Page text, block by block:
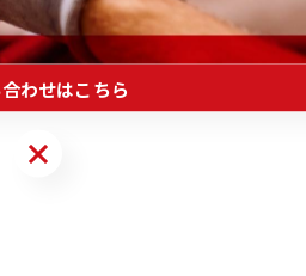
合わせはこちら
わせはこちら